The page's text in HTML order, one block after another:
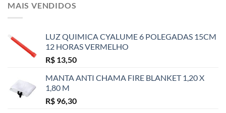
MAIS VENDIDOS
LUZ QUIMICA CYALUME 6 POLEGADAS 15CM
12 HORAS VERMELHO
R$ 13,50
MANTA ANTI CHAMA FIRE BLANKET 1,20 X
1,80 M
R$ 96,30